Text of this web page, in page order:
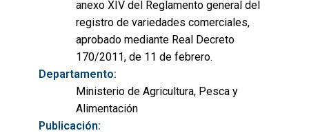
anexo XIV del Reglamento general del
registro de variedades comerciales,
aprobado mediante Real Decreto
170/2011, de 11 de febrero.
Departamento:
Ministerio de Agricultura, Pesca y
Alimentación
Publicación: